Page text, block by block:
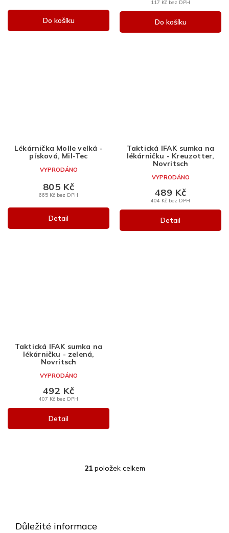
Do košíku
117 Kč bez DPH
Do košíku
Lékárnička Molle velká -
písková, Mil-Tec
VYPRODÁNO
665 Kč bez DPH
805 Kč
Detail
Taktická IFAK sumka na
lékárničku - Kreuzotter,
Novritsch
VYPRODÁNO
404 Kč bez DPH
489 Kč
Detail
Taktická IFAK sumka na
lékárničku - zelená,
Novritsch
VYPRODÁNO
407 Kč bez DPH
492 Kč
Detail
O
21položek celkem
Důležité informace